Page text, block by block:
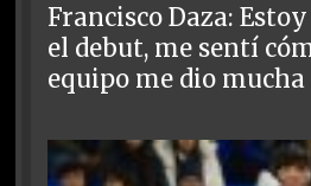
Francisco Daza:
el debut, me sentí
equipo me dio